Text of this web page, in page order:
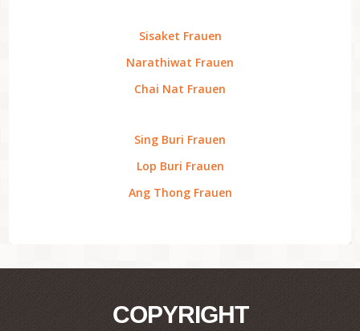
Sisaket Frauen
Narathiwat Frauen
Chai Nat Frauen
Sing Buri Frauen
Lop Buri Frauen
Ang Thong Frauen
COPYRIGHT